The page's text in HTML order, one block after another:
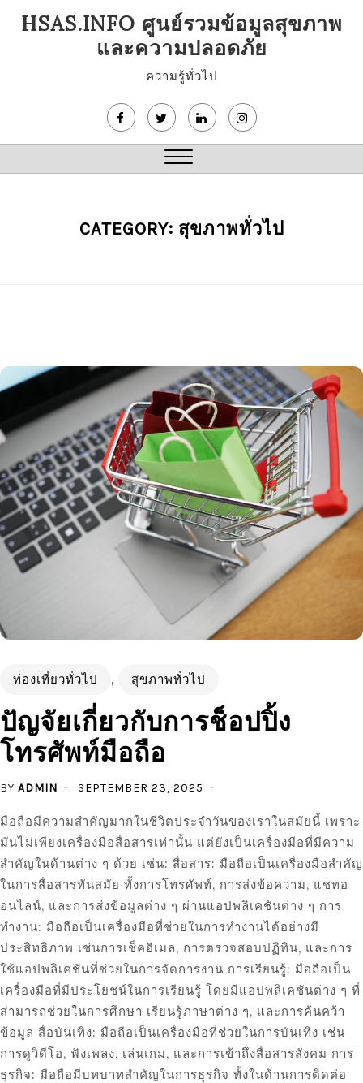
HSAS.INFO ศูนย์รวมข้อมูลสุขภาพ
และความปลอดภัย
ความรู้ทั่วไป
Close
CATEGORY: สุขภาพทั่วไป
ท่องเที่ยวทั่วไป , สุขภาพทั่วไป
ปัญจัยเกี่ยวกับการช็อปปิ้ง
โทรศัพท์มือถือ
BY ADMIN SEPTEMBER 23, 2025
มือถือมีความสำคัญมากในชีวิตประจำวันของเราในสมัยนี้ เพราะ
มันไม่เพียงเครื่องมือสื่อสารเท่านั้น แต่ยังเป็นเครื่องมือที่มีความ
สำคัญในด้านต่าง ๆ ด้วย เช่น: สื่อสาร: มือถือเป็นเครื่องมือสำคัญ
ในการสื่อสารทันสมัย ทั้งการโทรศัพท์, การส่งข้อความ, แชทอ
อนไลน์, และการส่งข้อมูลต่าง ๆ ผ่านแอปพลิเคชันต่าง ๆ การ
ทำงาน: มือถือเป็นเครื่องมือที่ช่วยในการทำงานได้อย่างมี
ประสิทธิภาพ เช่นการเช็คอีเมล, การตรวจสอบปฏิทิน, และการ
ใช้แอปพลิเคชันที่ช่วยในการจัดการงาน การเรียนรู้: มือถือเป็น
เครื่องมือที่มีประโยชน์ในการเรียนรู้ โดยมีแอปพลิเคชันต่าง ๆ ที่
สามารถช่วยในการศึกษา เรียนรู้ภาษาต่าง ๆ, และการค้นคว้า
ข้อมูล สื่อบันเทิง: มือถือเป็นเครื่องมือที่ช่วยในการบันเทิง เช่น
การดูวิดีโอ, ฟังเพลง, เล่นเกม, และการเข้าถึงสื่อสารสังคม การ
ธุรกิจ: มือถือมีบทบาทสำคัญในการธุรกิจ ทั้งในด้านการติดต่อ